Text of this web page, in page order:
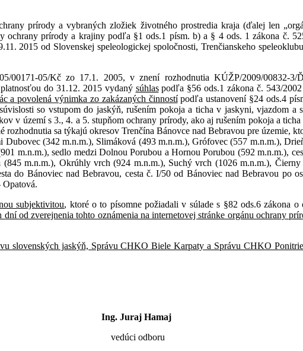
prírody a vybraných zložiek životného prostredia kraja (ďalej len
ochrany prírody a krajiny podľa §1 ods.1 písm. b) a § 4 ods. 1 zákona č.
2015 od Slovenskej speleologickej spoločnosti, Trenčianskeho
00171-05/Kč zo 17.1. 2005, v znení rozhodnutia KÚŽP/2009/00832-
do 31.12. 2015 vydaný súhlaspodľa §56 ods.1 zákona č. 543/
a povolená výnimka zo zakázaných činnostípodľa ustanovení §24 ods.4
so vstupom do jaskýň, rušením pokoja a ticha v jaskyni, vjazdom a
v území s 3., 4. a 5. stupňom ochrany prírody, ako aj rušením pokoja a
rozhodnutia sa týkajú okresov Trenčína Bánovce nad Bebravou pre územie,
(342 m.n.m.), Slimáková (493 m.n.m.), Grófovec (557 m.n.m.),
m.n.m.), sedlo medzi Dolnou Porubou a Hornou Porubou (592 m.n.m.),
m.n.m.), Okrúhly vrch (924 m.n.m.), Suchý vrch (1026 m.n.m.),
do Bánoviec nad Bebravou, cesta č. I/50 od Bánoviec nad Bebravou po
Opatová.
subjektivitou, ktoré o to písomne požiadali v súlade s §82 ods.6 zákona
dní od zverejnenia tohto oznámenia na internetovej stránke orgánu ochrany
slovenských jaskýň, Správu CHKO Biele Karpaty a Správu CHKO
Ing. Juraj Hamaj